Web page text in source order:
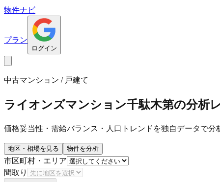
物件ナビ
プラン
ログイン
中古マンション / 戸建て
ライオンズマンション千駄木第の分析
価格妥当性・需給バランス・人口トレンドを独自データで分
地区・相場を見る 物件を分析
市区町村・エリア
間取り